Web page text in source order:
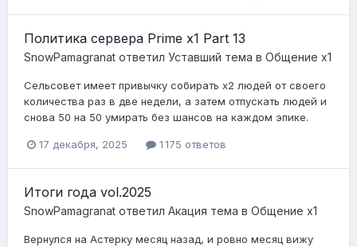
Политика сервера Prime x1 Part 13
SnowPamagranat ответил Уставший тема в Общение x1
Сельсовет имеет привычку собирать х2 людей от своего
количества раз в две недели, а затем отпускать людей и
снова 50 на 50 умирать без шансов на каждом эпике.
17 декабря, 2025 1 175 ответов
Итоги года vol.2025
SnowPamagranat ответил Акация тема в Общение x1
Вернулся на Астерку месяц назад, и ровно месяц вижу